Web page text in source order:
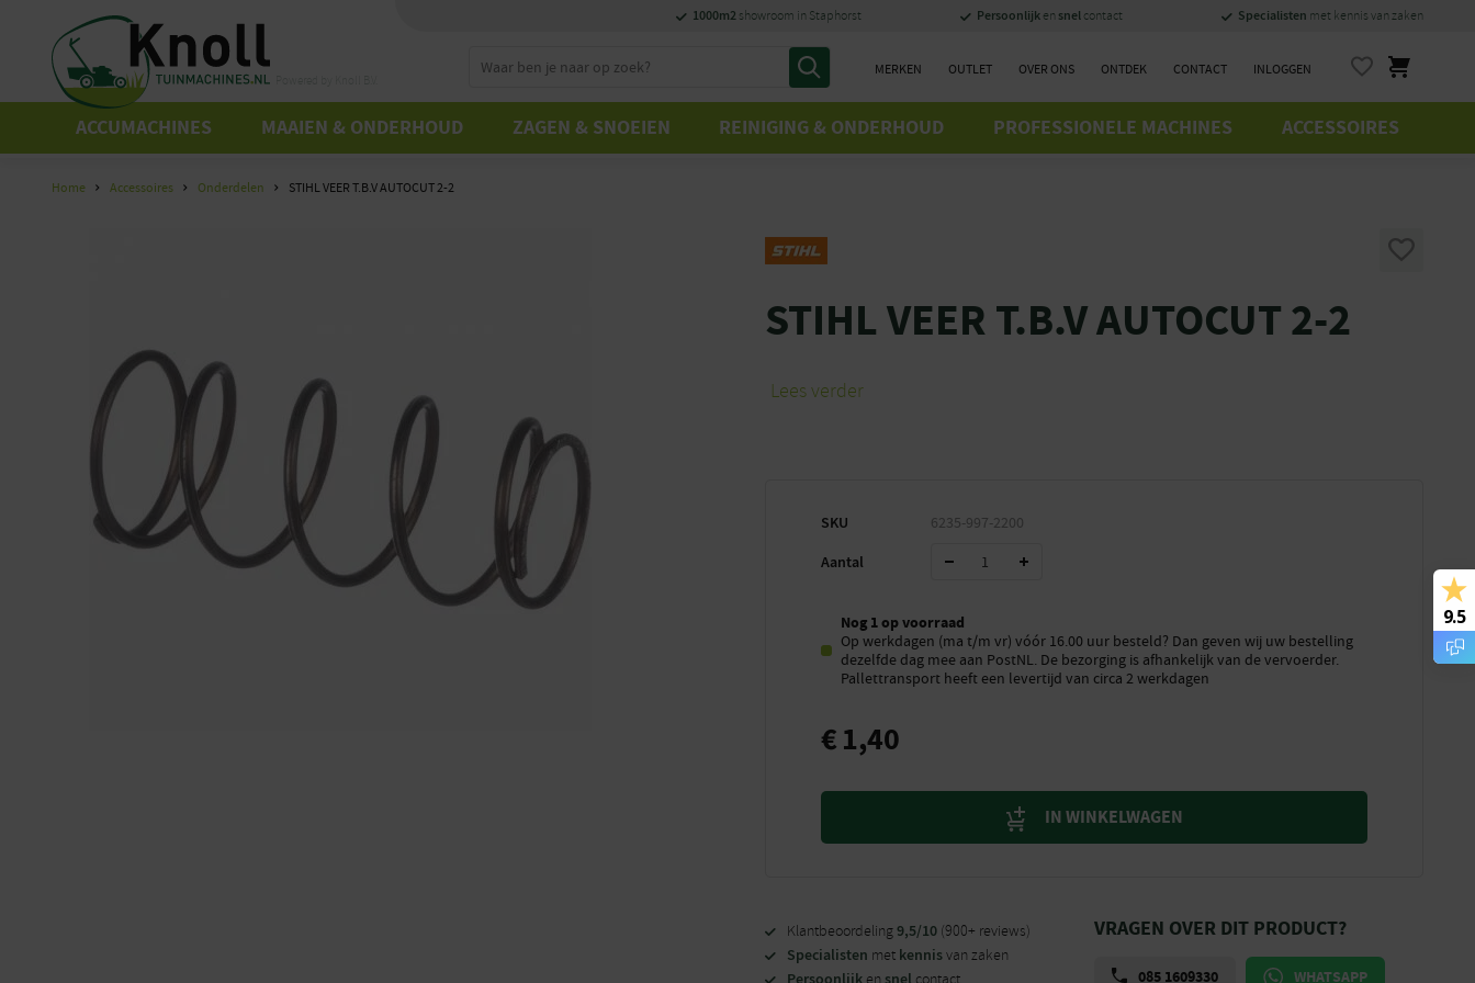
1000m2 showroom in Staphorst Persoonlijk en snel contact Specialisten met kennis van zaken
MERKEN OUTLET OVER ONS ONTDEK CONTACT INLOGGEN
ACCUMACHINES MAAIEN & ONDERHOUD ZAGEN & SNOEIEN REINIGING & ONDERHOUD PROFESSIONELE MACHINES ACCESSOIRES
Home Accessoires Onderdelen STIHL VEER T.B.V AUTOCUT 2-2
STIHL VEER T.B.V AUTOCUT 2-2
Lees verder
SKU 6235-997-2200
Aantal
Nog 1 op voorraad
Op werkdagen (ma t/m vr) vóór 16.00 uur besteld? Dan geven wij uw bestelling
dezelfde dag mee aan PostNL. De bezorging is afhankelijk van de vervoerder.
Pallettransport heeft een levertijd van circa 2 werkdagen
€1,40
IN WINKELWAGEN
Klantbeoordeling9,5/10 (900+ reviews)
Specialisten met kennisvan zaken
en contact
VRAGEN OVER DIT PRODUCT?
085 1609330 WHATSAPP
9.5